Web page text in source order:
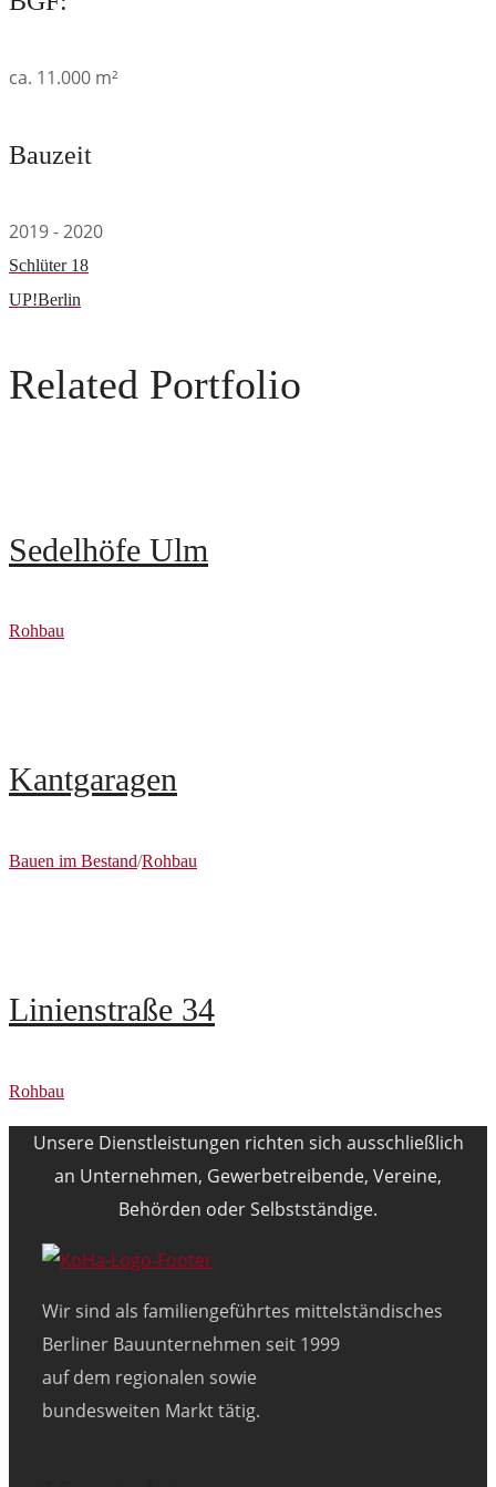
ca. 11.000 m²
Bauzeit
2019 - 2020
Schlüter 18
UP!Berlin
Related Portfolio
Sedelhöfe Ulm
Rohbau
Kantgaragen
Bauen im Bestand/Rohbau
Linienstraße 34
Rohbau
Unsere Dienstleistungen richten sich ausschließlich
an Unternehmen, Gewerbetreibende, Vereine,
Behörden oder Selbstständige.
Wir sind als familiengeführtes mittelständisches
Berliner Bauunternehmen seit 1999
auf dem regionalen sowie
bundesweiten Markt tätig.